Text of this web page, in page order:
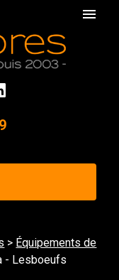
menu
> Équipements de
- Lesboeufs